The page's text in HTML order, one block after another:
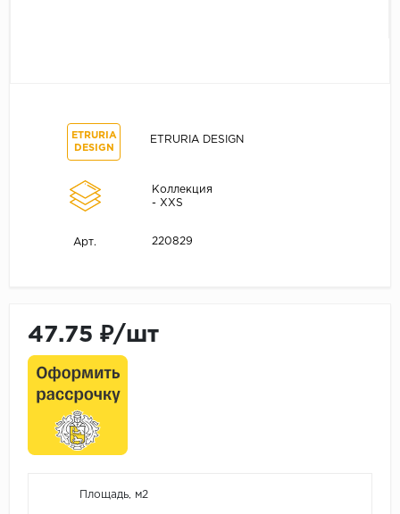
ETRURIA
DESIGN
ETRURIA DESIGN
Коллекция
- XXS
Арт. 220829
47.75 ₽/шт
Площадь, м2